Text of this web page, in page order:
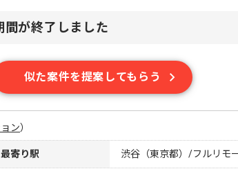
間が終了しました
似た案件を提案してもらう
ン）
最寄り駅 渋谷（東京都）/フルリモ